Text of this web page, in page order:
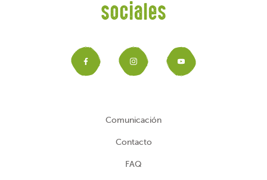
sociales
Facebook
Instagram
Comunicación
Contacto
FAQ